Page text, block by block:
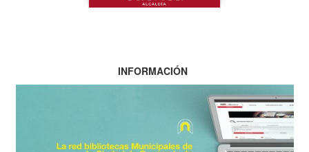
INFORMACIÓN